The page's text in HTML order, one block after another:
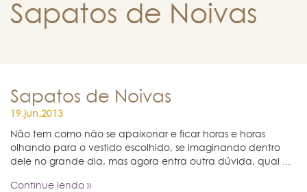
Sapatos de Noivas
Sapatos de Noivas
19.jun.2013
Não tem como não se apaixonar e ficar horas e horas
olhando para o vestido escolhido, se imaginando dentro
dele no grande dia, mas agora entra outra dúvida, qual ...
Continue lendo »